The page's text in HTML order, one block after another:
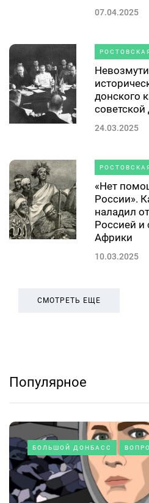
07.04.2025
донского
24.03.2025
«Нет
России».
наладил
Россией и
Африки
10.03.2025
СМОТРЕТЬ ЕЩЕ
Популярное
БОЛЬШОЙ ДОНБАСС